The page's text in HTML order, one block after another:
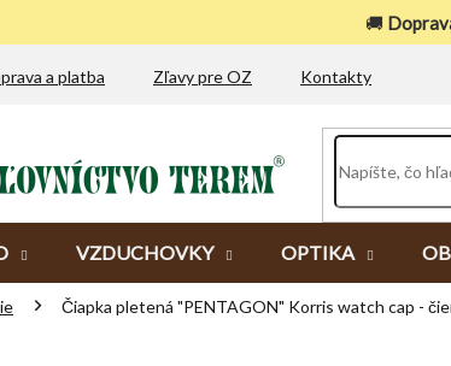
🚚
a platba Zľavy pre OZ Kontakty
VZDUCHOVKY OPTIKA
Čiapka pletená "PENTAGON" Korris watch cap -